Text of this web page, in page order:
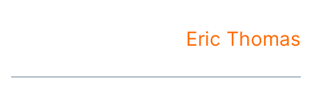
Eric Thomas